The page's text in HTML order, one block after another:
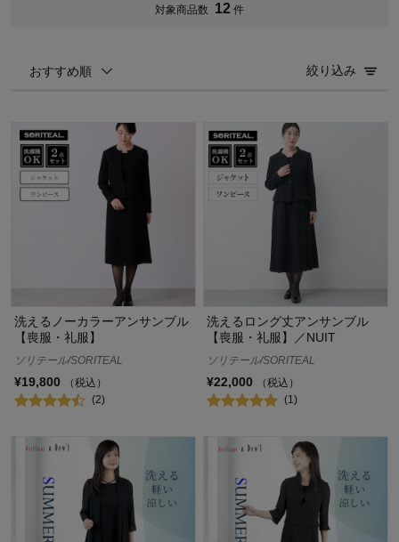
対象商品数 12 件
おすすめ順 絞り込み
洗えるノーカラーアンサンブル
【喪服・礼服】
ソリテール/SORITEAL
¥19,800
（税込）
(2)
洗えるロング丈アンサンブル
【喪服・礼服】／NUIT
ソリテール/SORITEAL
¥22,000
（税込）
(1)